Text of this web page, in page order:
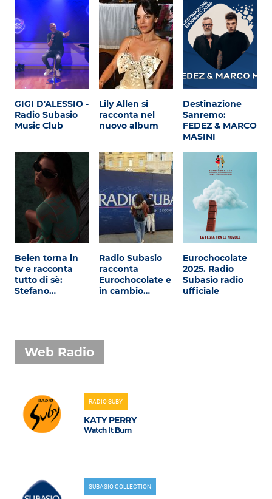
Eventi
GIGI D'ALESSIO -
Radio Subasio
Music Club
Lily Allen si
racconta nel
nuovo album
Destinazione
Sanremo:
FEDEZ & MARCO
MASINI
Belen torna in
tv e racconta
tutto di sè:
Stefano…
Radio Subasio
racconta
Eurochocolate e
in cambio…
Eurochocolate
2025. Radio
Subasio radio
ufficiale
Web Radio
RADIO SUBY
KATY PERRY
Watch It Burn
SUBASIO COLLECTION